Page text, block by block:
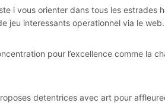
i vous orienter dans tous les estrades
jeu interessants operationnel via le web.
pour l’excellence comme la
detentrices avec art pour